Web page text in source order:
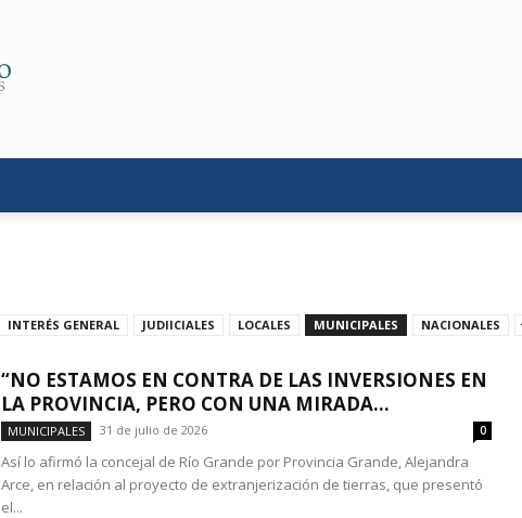
INTERÉS GENERAL JUDIICIALES LOCALES MUNICIPALES NACIONALES
“NO ESTAMOS EN CONTRA DE LAS INVERSIONES EN
LA PROVINCIA, PERO CON UNA MIRADA...
MUNICIPALES 31 de julio de 2026 0
Así lo afirmó la concejal de Río Grande por Provincia Grande, Alejandra
Arce, en relación al proyecto de extranjerización de tierras, que presentó
el...